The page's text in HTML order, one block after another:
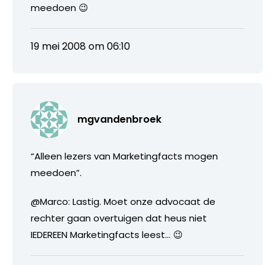
meedoen 😉
19 mei 2008 om 06:10
mgvandenbroek
“Alleen lezers van Marketingfacts mogen
meedoen”.
@Marco: Lastig. Moet onze advocaat de
rechter gaan overtuigen dat heus niet
IEDEREEN Marketingfacts leest… 😉